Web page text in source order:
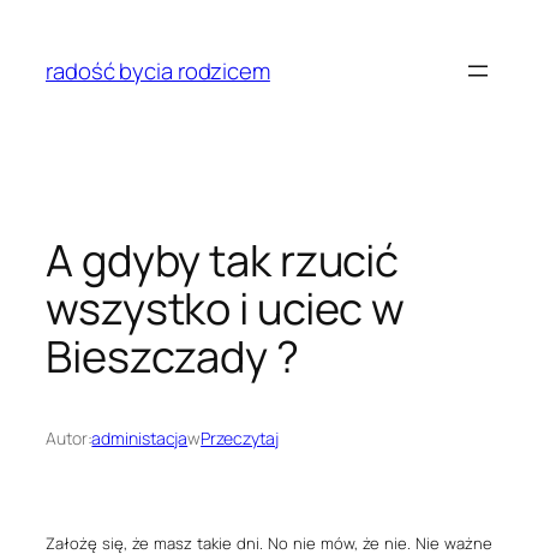
treściradość bycia rodzicem
A gdyby tak rzucić
wszystko i uciec w
Bieszczady ?
Autor:administacjawPrzeczytaj
Założę się, że masz takie dni. No nie mów, że nie. Nie ważne